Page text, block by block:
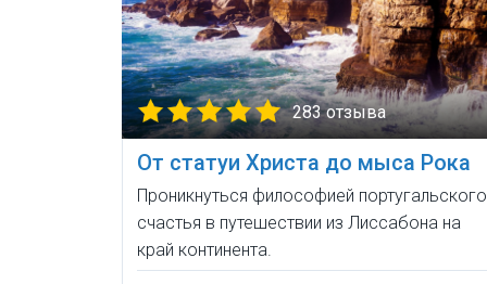
283 отзыва
От статуи Христа до мыса Рока
Проникнуться философией португальского
счастья в путешествии из Лиссабона на
край континента.